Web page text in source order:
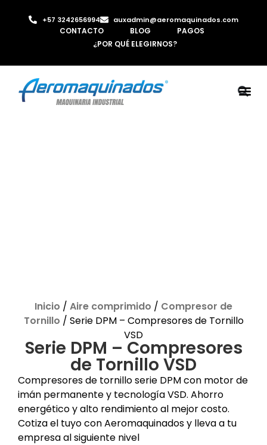
+57 3242656994 auxadmin@aeromaquinados.com
CONTACTO BLOG
PAGOS
¿POR QUÉ ELEGIRNOS?
Inicio / Aire comprimido / Compresor de
Tornillo / Serie DPM – Compresores de Tornillo
VSD
Serie DPM – Compresores
de Tornillo VSD
Compresores de tornillo serie DPM con motor de
imán permanente y tecnología VSD. Ahorro
energético y alto rendimiento al mejor costo.
Cotiza el tuyo con Aeromaquinados y lleva a tu
empresa al siguiente nivel